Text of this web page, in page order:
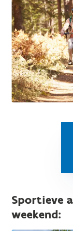
Sportieve
weekend: